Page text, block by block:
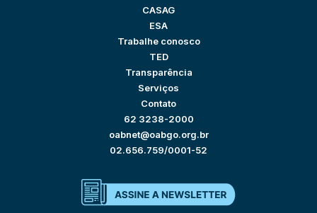
CASAG
ESA
Trabalhe conosco
TED
Transparência
Serviços
Contato
62 3238-2000
oabnet@oabgo.org.br
02.656.759/0001-52